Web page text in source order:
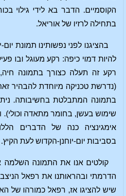
הקוסמיים. הדבר בא לידי גילוי
בתחילה לרזיו של אוריאל.
בהציגנו לפני נפשותינו תמונת
להיות דמוי כיפה: רקע מעוגל ובו
רקע זה תעלה כצורך בתמונה
(נדרשת טכניקה מיוחדת להבהיר
בתמונה המתבלטת בחשיבותה.
שימוש בעשן, בחומר מתאדה
אימגינציה כנה של הדברים
בסביבות יום-יוחנן-הקדוש לעת הקיץ.
קולטים אנו את התמונה השלמה
הדרמתי ובהראותנו את רפאל
שיש להציגו אז, רפאל כמורהו